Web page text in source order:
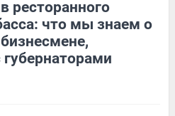
ресторанного
что мы знаем о